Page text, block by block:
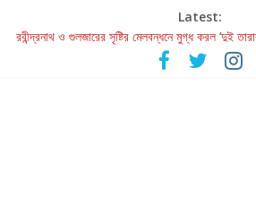
Latest:
রবীন্দ্রনাথ ও গুলজারের সৃষ্টির মেলবন্ধনে মুগ্ধ করল ‘দুই
কলের গান থেকে রীলস্ — বাঙালির গান শোনার বিবর্তনের গল্প
জগন্নাথমঙ্গলম্ — বাংলায় প্রথমবার মঞ্চে এবার রথযাত্রার